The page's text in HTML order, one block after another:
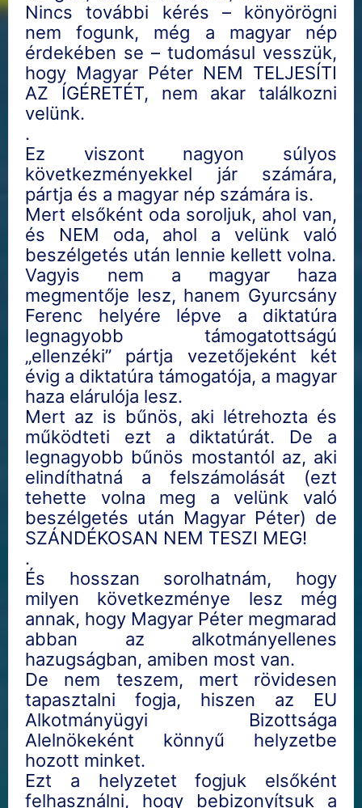
Nincs további kérés – könyörögni
nem fogunk, még a magyar nép
érdekében se – tudomásul vesszük,
hogy Magyar Péter NEM TELJESÍTI
AZ ÍGÉRETÉT, nem akar találkozni
velünk.
.
Ez viszont nagyon súlyos
következményekkel jár számára,
pártja és a magyar nép számára is.
Mert elsőként oda soroljuk, ahol van,
és NEM oda, ahol a velünk való
beszélgetés után lennie kellett volna.
Vagyis nem a magyar haza
megmentője lesz, hanem Gyurcsány
Ferenc helyére lépve a diktatúra
legnagyobb támogatottságú
„ellenzéki” pártja vezetőjeként két
évig a diktatúra támogatója, a magyar
haza elárulója lesz.
Mert az is bűnös, aki létrehozta és
működteti ezt a diktatúrát. De a
legnagyobb bűnös mostantól az, aki
elindíthatná a felszámolását (ezt
tehette volna meg a velünk való
beszélgetés után Magyar Péter) de
SZÁNDÉKOSAN NEM TESZI MEG!
.
És hosszan sorolhatnám, hogy
milyen következménye lesz még
annak, hogy Magyar Péter megmarad
abban az alkotmányellenes
hazugságban, amiben most van.
De nem teszem, mert rövidesen
tapasztalni fogja, hiszen az EU
Alkotmányügyi Bizottsága
Alelnökeként könnyű helyzetbe
hozott minket.
Ezt a helyzetet fogjuk elsőként
felhasználni, hogy bebizonyítsuk a